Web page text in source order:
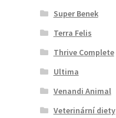
Super Benek
Terra Felis
Thrive Complete
Ultima
Venandi Animal
Veterinární diety